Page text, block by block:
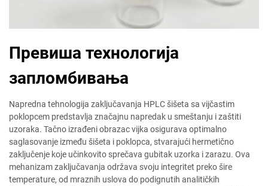
Превиша технологија
запломбивања
Napredna tehnologija zaključavanja HPLC šišeta sa vijčastim
poklopcem predstavlja značajnu napredak u smeštanju i zaštiti
uzoraka. Tačno izrađeni obrazac vijka osigurava optimalno
saglasovanje između šišeta i poklopca, stvarajući hermetično
zaključenje koje učinkovito sprečava gubitak uzorka i zarazu. Ova
mehanizam zaključavanja održava svoju integritet preko šire
temperature, od mraznih uslova do podignutih analitičkih